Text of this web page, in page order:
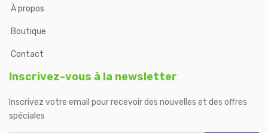
À propos
Boutique
Contact
Inscrivez-vous à la newsletter
Inscrivez votre email pour recevoir des nouvelles et des offres
spéciales